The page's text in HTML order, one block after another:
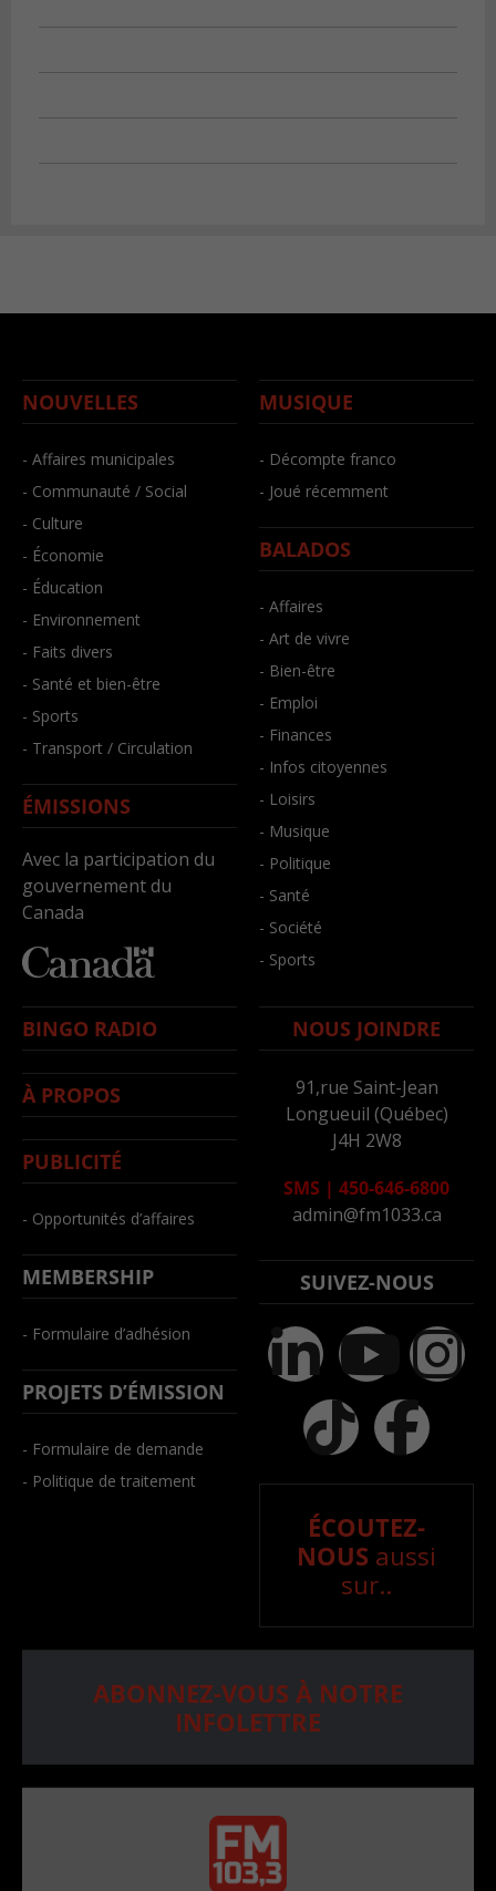
NOUVELLES
- Affaires municipales
- Communauté / Social
- Culture
- Économie
- Éducation
- Environnement
- Faits divers
- Santé et bien-être
- Sports
- Transport / Circulation
ÉMISSIONS
Avec la participation du
gouvernement du
Canada
MUSIQUE
- Décompte franco
- Joué récemment
BALADOS
- Affaires
- Art de vivre
- Bien-être
- Emploi
- Finances
- Infos citoyennes
- Loisirs
- Musique
- Politique
- Santé
- Société
- Sports
BINGO RADIO
À PROPOS
PUBLICITÉ
- Opportunités d’affaires
MEMBERSHIP
- Formulaire d’adhésion
PROJETS D’ÉMISSION
- Formulaire de demande
- Politique de traitement
NOUS JOINDRE
91,rue Saint-Jean
Longueuil (Québec)
J4H 2W8
SMS | 450-646-6800
admin@fm1033.ca
SUIVEZ-NOUS
ÉCOUTEZ-
NOUS aussi
sur..
ABONNEZ-VOUS À NOTRE
INFOLETTRE